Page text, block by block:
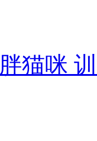
猫咪